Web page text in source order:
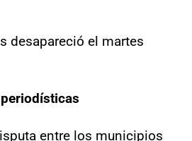
desapareció el martes
entre los municipios